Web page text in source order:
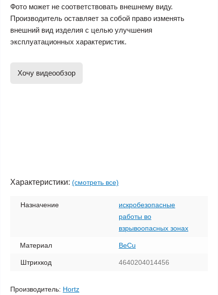
Фото может не соответствовать внешнему виду.
Производитель оставляет за собой право изменять
внешний вид изделия с целью улучшения
эксплуатационных характеристик.
Хочу видеообзор
Характеристики: (смотреть все)
Назначение
искробезопасные
работы во
взрывоопасных зонах
Материал BeCu
Штрихкод 4640204014456
Производитель: Hortz